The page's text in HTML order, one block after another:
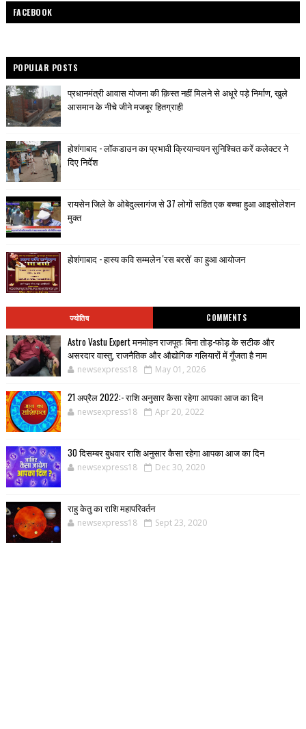
FACEBOOK
POPULAR POSTS
प्रधानमंत्री आवास योजना की क़िस्त नहीं मिलने से अधूरे पड़े निर्माण, खुले
आसमान के नीचे जीने मजबूर हितग्राही
होशंगाबाद - लॉकडाउन का प्रभावी क्रियान्वयन सुनिश्चित करें कलेक्टर ने
दिए निर्देश
रायसेन जिले के ओबेदुल्लागंज से 37 लोगों सहित एक बच्चा हुआ आइसोलेशन
मुक्त
होशंगाबाद - हास्य कवि सम्मलेन 'रस बरसे' का हुआ आयोजन
ज्योतिष COMMENTS
Astro Vastu Expert मनमोहन राजपूत: बिना तोड़-फोड़ के सटीक और
असरदार वास्तु, राजनैतिक और औद्योगिक गलियारों में गूँजता है नाम
newsexpress18 May 01, 2026
21 अप्रैल 2022:- राशि अनुसार कैसा रहेगा आपका आज का दिन
newsexpress18 Apr 20, 2022
30 दिसम्बर बुधवार राशि अनुसार कैसा रहेगा आपका आज का दिन
newsexpress18 Dec 30, 2020
राहु केतु का राशि महापरिवर्तन
newsexpress18 Sept 23, 2020